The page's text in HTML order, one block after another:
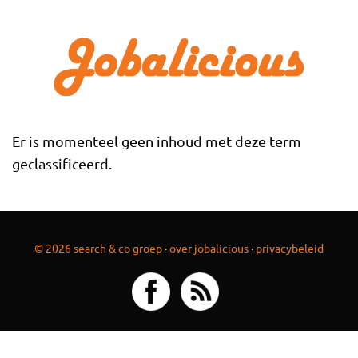
Er is momenteel geen inhoud met deze term
geclassificeerd.
© 2026 search & co groep ·over jobalicious · privacybeleid